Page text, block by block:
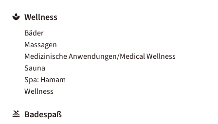
Wellness
Bäder
Massagen
Medizinische Anwendungen/Medical Wellness
Sauna
Spa: Hamam
Wellness
Badespaß